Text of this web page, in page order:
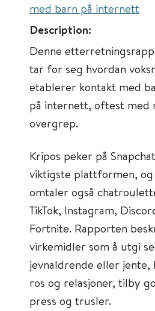
med barn på internett
Description:
Denne
tar for seg hvordan
etablerer kontakt med
på internett, oftest med
overgrep.
Kripos peker på
viktigste plattformen,
omtaler også
TikTok, Instagram,
Fortnite. Rapporten
virkemidler som å utgi
jevnaldrende eller
ros og relasjoner, tilby
press og trusler.